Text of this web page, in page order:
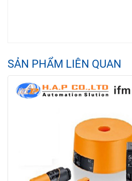
SẢN PHẨM LIÊN QUAN